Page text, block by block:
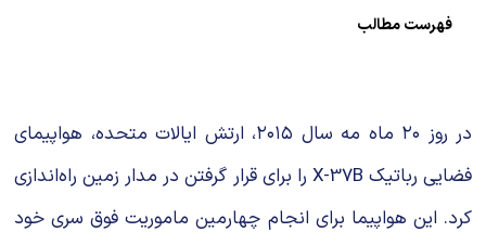
فهرست مطالب
در روز ۲۰ ماه مه سال ۲۰۱۵، ارتش ایالات متحده، هواپیمای
فضایی رباتیک X-37B را برای قرار گرفتن در مدار زمین راه‌اندازی
کرد. این هواپیما برای انجام چهارمین ماموریت فوق سری خود